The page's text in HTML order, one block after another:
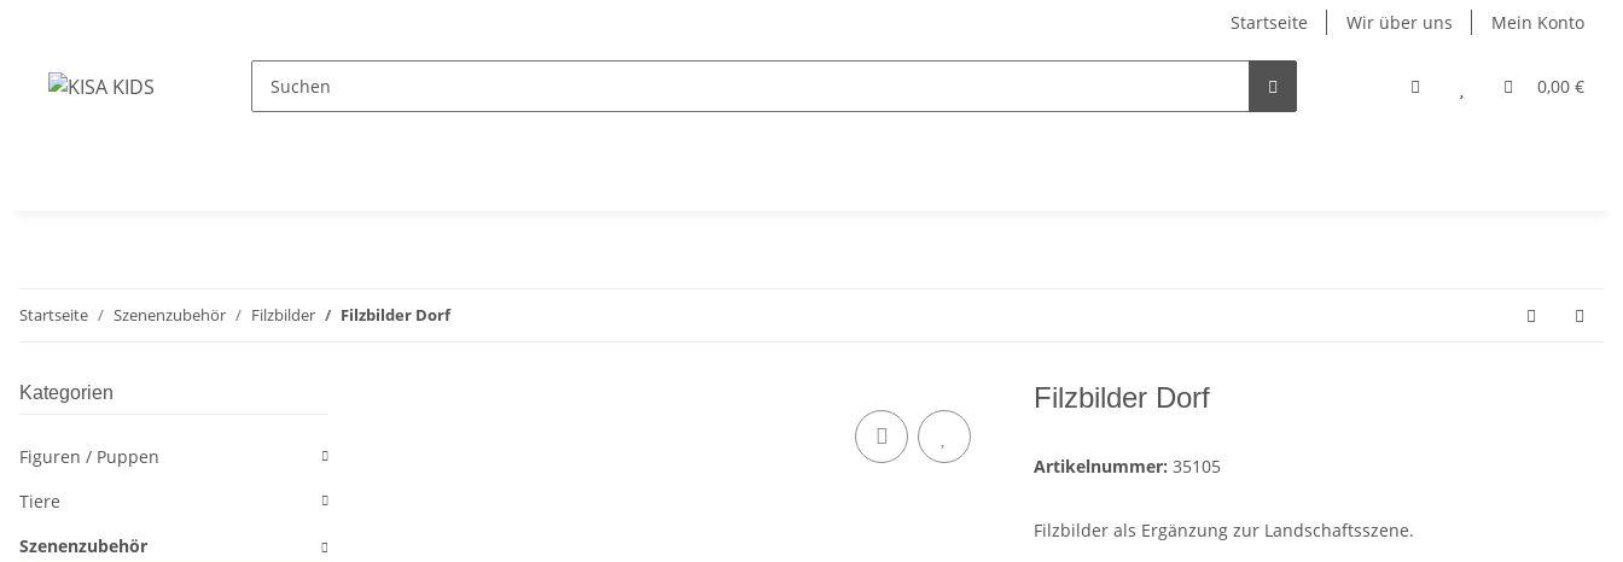
Startseite Wir über uns Mein Konto
0,00 €
Startseite Szenenzubehör Filzbilder Filzbilder Dorf
Filzbilder Dorf
Artikelnummer: 35105
Filzbilder als Ergänzung zur Landschaftsszene.
Kategorien
Figuren / Puppen
Tiere
Szenenzubehör